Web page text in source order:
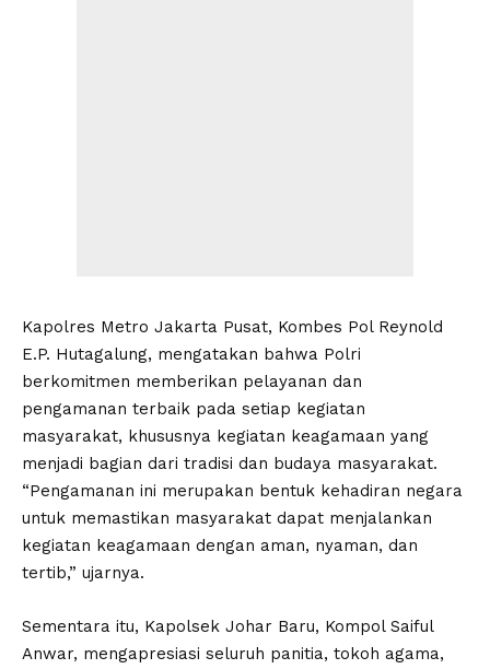
Kapolres Metro Jakarta Pusat, Kombes Pol Reynold
E.P. Hutagalung, mengatakan bahwa Polri
berkomitmen memberikan pelayanan dan
pengamanan terbaik pada setiap kegiatan
masyarakat, khususnya kegiatan keagamaan yang
menjadi bagian dari tradisi dan budaya masyarakat.
“Pengamanan ini merupakan bentuk kehadiran negara
untuk memastikan masyarakat dapat menjalankan
kegiatan keagamaan dengan aman, nyaman, dan
tertib,” ujarnya.
Sementara itu, Kapolsek Johar Baru, Kompol Saiful
Anwar, mengapresiasi seluruh panitia, tokoh agama,